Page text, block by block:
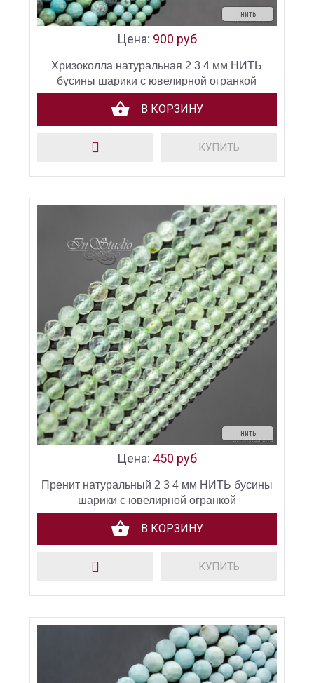
нить
Цена: 900 руб
Хризоколла натуральная 2 3 4 мм НИТЬ
бусины шарики с ювелирной огранкой
В КОРЗИНУ
КУПИТЬ
нить
Цена: 450 руб
Пренит натуральный 2 3 4 мм НИТЬ бусины
шарики с ювелирной огранкой
В КОРЗИНУ
КУПИТЬ